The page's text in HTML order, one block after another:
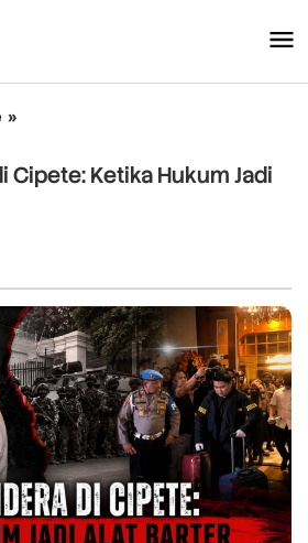
»
di
Cipete:
Barter
Cipete: Ketika Hukum Jadi